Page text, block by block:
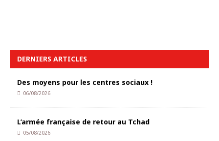
DERNIERS ARTICLES
Des moyens pour les centres sociaux !
06/08/2026
L’armée française de retour au Tchad
05/08/2026